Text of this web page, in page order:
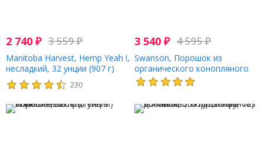
2 740 ₽ 3 559₽
Manitoba Harvest, Hemp Yeah !,
несладкий, 32 унции (907 г)
230
3 540₽ 4 595₽
Swanson, Порошок из
органического конопляного
протеина, без добавок, 425 г
(15 унций)